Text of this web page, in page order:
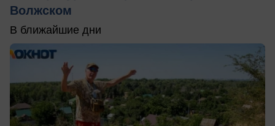
Волжском
В ближайшие дни